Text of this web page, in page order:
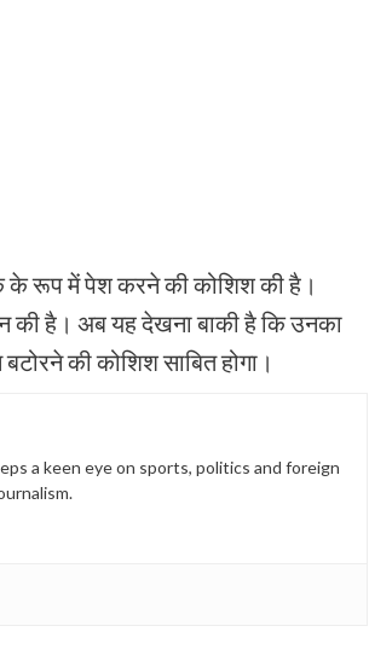
के रूप में पेश करने की कोशिश की है।
की है। अब यह देखना बाकी है कि उनका
की कोशिश साबित होगा।
a keen eye on sports, politics and foreign